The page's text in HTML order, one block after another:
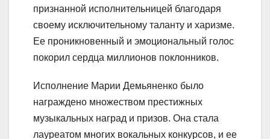
признанной исполнительницей благодаря
своему исключительному таланту и харизме.
Ее проникновенный и эмоциональный голос
покорил сердца миллионов поклонников.
Исполнение Марии Демьяненко было
награждено множеством престижных
музыкальных наград и призов. Она стала
лауреатом многих вокальных конкурсов, и ее